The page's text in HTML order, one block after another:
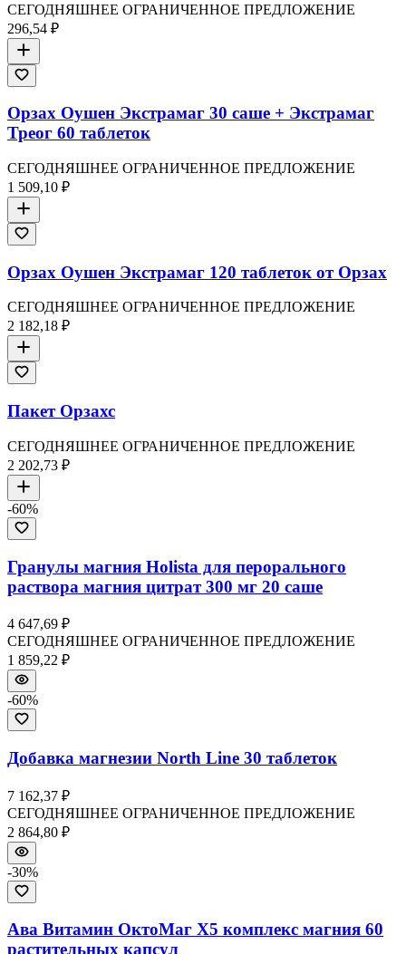
СЕГОДНЯШНЕЕ ОГРАНИЧЕННОЕ ПРЕДЛОЖЕНИЕ
296,54 ₽
Орзах Оушен Экстрамаг 30 саше + Экстрамаг
Треог 60 таблеток
СЕГОДНЯШНЕЕ ОГРАНИЧЕННОЕ ПРЕДЛОЖЕНИЕ
1 509,10 ₽
Орзах Оушен Экстрамаг 120 таблеток от Орзах
СЕГОДНЯШНЕЕ ОГРАНИЧЕННОЕ ПРЕДЛОЖЕНИЕ
2 182,18 ₽
Пакет Орзахс
СЕГОДНЯШНЕЕ ОГРАНИЧЕННОЕ ПРЕДЛОЖЕНИЕ
2 202,73 ₽
-60%
Гранулы магния Holista для перорального
раствора магния цитрат 300 мг 20 саше
4 647,69 ₽
СЕГОДНЯШНЕЕ ОГРАНИЧЕННОЕ ПРЕДЛОЖЕНИЕ
1 859,22 ₽
-60%
Добавка магнезии North Line 30 таблеток
7 162,37 ₽
СЕГОДНЯШНЕЕ ОГРАНИЧЕННОЕ ПРЕДЛОЖЕНИЕ
2 864,80 ₽
-30%
Ава Витамин ОктоМаг X5 комплекс магния 60
растительных капсул